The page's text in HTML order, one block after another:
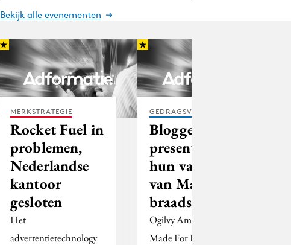
Bekijk alle evenementen
MERKSTRATEGIE
Rocket Fuel in
problemen,
Nederlandse
kantoor
gesloten
Het
advertentietechnology
GEDRAGSVERANDERING
Bloggers
presenteren
hun variatie
van Maggi
braadstomen
Ogilvy Amsterdam en
Made For Digital